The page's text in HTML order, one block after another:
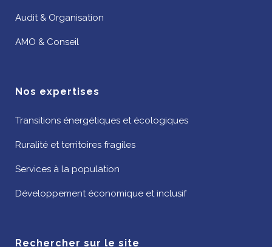
Audit & Organisation
AMO & Conseil
Nos expertises
Transitions énergétiques et écologiques
Ruralité et territoires fragiles
Services à la population
Développement économique et inclusif
Rechercher sur le site